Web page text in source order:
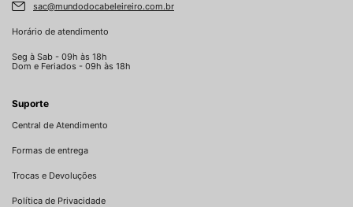
sac@mundodocabeleireiro.com.br
Horário de atendimento
Seg à Sab - 09h às 18h
Dom e Feriados - 09h às 18h
Suporte
Central de Atendimento
Formas de entrega
Trocas e Devoluções
Política de Privacidade